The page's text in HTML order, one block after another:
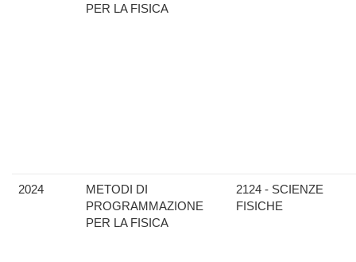
PER LA FISICA
2024
METODI DI
PROGRAMMAZIONE
PER LA FISICA
2124 - SCIENZE
FISICHE